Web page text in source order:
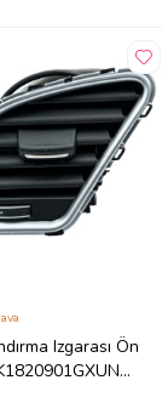
Izgarası Ön